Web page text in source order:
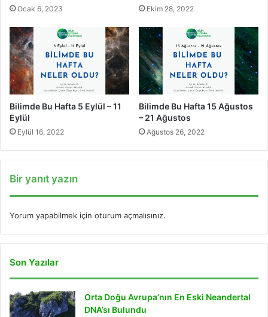
Ocak 6, 2023 Ekim 28, 2022
Bilimde Bu Hafta 5 Eylül – 11
Eylül
Eylül 16, 2022
Bilimde Bu Hafta 15 Ağustos
– 21 Ağustos
Ağustos 26, 2022
Bir yanıt yazın
Yorum yapabilmek için oturum açmalısınız.
Son Yazılar
Orta Doğu Avrupa’nın En Eski Neandertal
DNA’sı Bulundu